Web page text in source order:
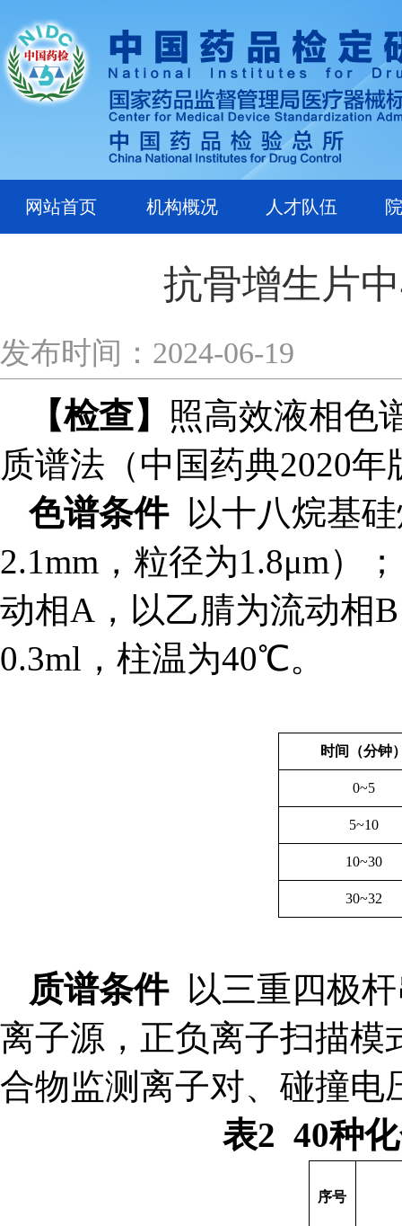
网站首页 机构概况 人才队伍
抗骨增生片
发布时间：2024-06-19
【检查】 照高效液相色
质谱法（中国药典2020年
色谱条件 以十八烷基
2.1mm ，粒径为1.8μm）；
动相A ，以乙腈为流动相B
0.3ml ，柱温为40℃。
时间（分钟
0~5
5~10
10~30
30~32
质谱条件 以三重四极
离子源，正负离子扫描模
合物监测离子对、碰撞电
表2 40种
序号